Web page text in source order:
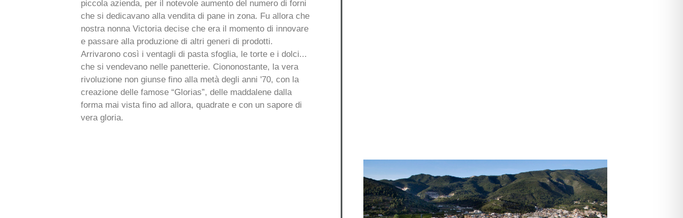
piccola azienda, per il notevole aumento del numero di forni
che si dedicavano alla vendita di pane in zona. Fu allora che
nostra nonna Victoria decise che era il momento di innovare
e passare alla produzione di altri generi di prodotti.
Arrivarono così i ventagli di pasta sfoglia, le torte e i dolci...
che si vendevano nelle panetterie. Ciononostante, la vera
rivoluzione non giunse fino alla metà degli anni '70, con la
creazione delle famose “Glorias”, delle maddalene dalla
forma mai vista fino ad allora, quadrate e con un sapore di
vera gloria.